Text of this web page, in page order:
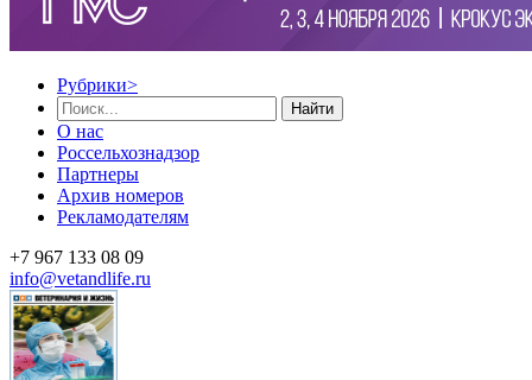
Рубрики>
Найти
О нас
Россельхознадзор
Партнеры
Архив номеров
Рекламодателям
+7 967 133 08 09
info@vetandlife.ru